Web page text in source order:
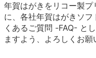
年賀はがきをリコー製
に、各社年賀はがきソ
くあるご質問 -FAQ- と
ますよう、よろしくお願